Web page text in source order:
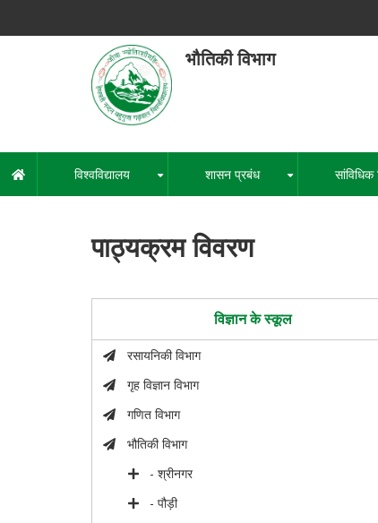
भौतिकी विभाग
हेमवती
एक
मुख्य
नेविगेशन
विश्वविद्यालय शासन प्रबंध
पाठ्यक्रम विवरण
विज्ञान के स्कूल
रसायनिकी विभाग
गृह विज्ञान विभाग
गणित विभाग
भौतिकी विभाग
- श्रीनगर
- पौड़ी